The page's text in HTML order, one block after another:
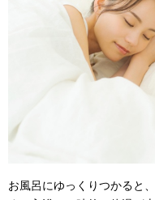
お風呂にゆっくりつかると、